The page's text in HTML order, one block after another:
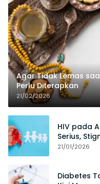
Agar Tidak Lemas
Perlu Diterapkan
21/02/2026
HIV pada
Serius,
21/01/2026
Diabetes